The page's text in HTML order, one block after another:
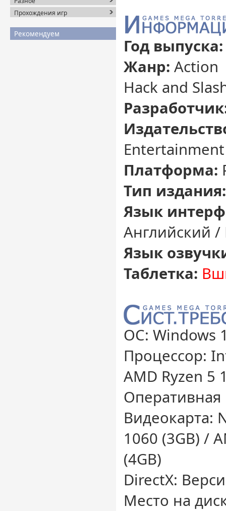
Прохождения игр
Рекомендуем
Год
Жанр: Action
Hack and
Entertainment
Платформа:
Тип
Язык
Английский /
Язык
Таблетка:
ОС: Windows
Процессор:
AMD Ryzen 5
Оперативная
Видеокарта:
1060 (3GB) /
(4GB)
DirectX:
Место на